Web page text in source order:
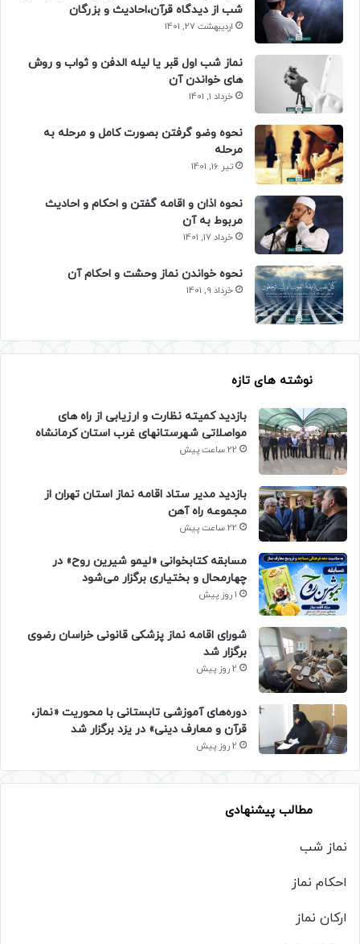
شب از دیدگاه قرآن،احادیث و بزرگان
اردیبهشت 27, 1401
نماز شب اول قبر یا لیله الدفن و ثواب و روش
های خواندن آن
خرداد 1, 1401
نحوه وضو گرفتن بصورت کامل و مرحله به
مرحله
تیر 16, 1401
نحوه اذان و اقامه گفتن و احکام و احادیث
مربوط به آن
خرداد 17, 1401
نحوه خواندن نماز وحشت و احکام آن
خرداد 9, 1401
نوشته های تازه
بازدید کمیته نظارت و ارزیابی از راه های
مواصلاتی شهرستانهای غرب استان کرمانشاه
22 ساعت پیش
بازدید مدیر ستاد اقامه نماز استان تهران از
مجموعه راه آهن
22 ساعت پیش
مسابقه کتابخوانی «لیمو شیرین روح» در
چهارمحال و بختیاری برگزار می‌شود
1 روز پیش
شورای اقامه نماز پزشکی قانونی خراسان رضوی
برگزار شد
2 روز پیش
دوره‌های آموزشی تابستانی با محوریت «نماز،
قرآن و معارف دینی» در یزد برگزار شد
2 روز پیش
مطالب پیشنهادی
نماز شب
احکام نماز
ارکان نماز